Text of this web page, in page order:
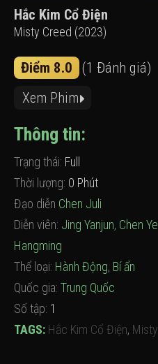
Hắc Kim Cổ Điện
Misty Creed (2023)
Điểm 8.0 (1 Đánh giá)
Xem Phim
Thông tin:
Trạng thái: Full
Thời lượng: 0 Phút
Đạo diễn Chen Juli
Diễn viên: Jing Yanjun, Chen
Hangming
Thể loại: Hành Động, Bí ẩn
Quốc gia: Trung Quốc
Số tập: 1
TAGS: Hắc Kim Cổ Điện,